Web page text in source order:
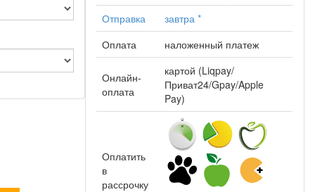
Отправка
завтра*
Оплата
наложенный платеж
Онлайн-
оплата
картой (Liqpay/
Приват24/Gpay/Apple
Pay)
Оплатить
в
рассрочку